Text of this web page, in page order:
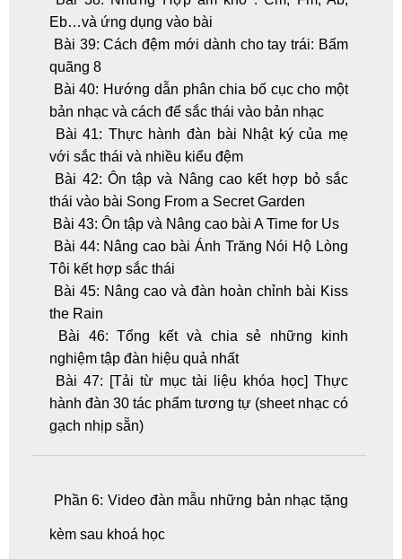
Eb…và ứng dụng vào bài
Bài 39: Cách đệm mới dành cho tay trái: Bấm
quãng 8
Bài 40: Hướng dẫn phân chia bố cục cho một
bản nhạc và cách để sắc thái vào bản nhạc
Bài 41: Thực hành đàn bài Nhật ký của mẹ
với sắc thái và nhiều kiểu đệm
Bài 42: Ôn tập và Nâng cao kết hợp bỏ sắc
thái vào bài Song From a Secret Garden
Bài 43: Ôn tập và Nâng cao bài A Time for Us
Bài 44: Nâng cao bài Ánh Trăng Nói Hộ Lòng
Tôi kết hợp sắc thái
Bài 45: Nâng cao và đàn hoàn chỉnh bài Kiss
the Rain
Bài 46: Tổng kết và chia sẻ những kinh
nghiệm tập đàn hiệu quả nhất
Bài 47: [Tải từ mục tài liệu khóa học] Thực
hành đàn 30 tác phẩm tương tự (sheet nhạc có
gạch nhịp sẵn)
Phần 6: Video đàn mẫu những bản nhạc tặng
kèm sau khoá học